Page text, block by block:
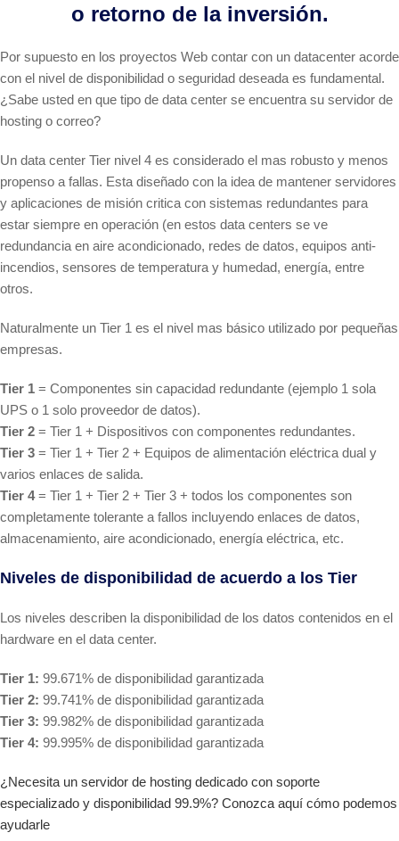
o retorno de la inversión.
Por supuesto en los proyectos Web contar con un datacenter acorde
con el nivel de disponibilidad o seguridad deseada es fundamental.
¿Sabe usted en que tipo de data center se encuentra su servidor de
hosting o correo?
Un data center Tier nivel 4 es considerado el mas robusto y menos
propenso a fallas. Esta diseñado con la idea de mantener servidores
y aplicaciones de misión critica con sistemas redundantes para
estar siempre en operación (en estos data centers se ve
redundancia en aire acondicionado, redes de datos, equipos anti-
incendios, sensores de temperatura y humedad, energía, entre
otros.
Naturalmente un Tier 1 es el nivel mas básico utilizado por pequeñas
empresas.
Tier 1 = Componentes sin capacidad redundante (ejemplo 1 sola
UPS o 1 solo proveedor de datos).
Tier 2 = Tier 1 + Dispositivos con componentes redundantes.
Tier 3 = Tier 1 + Tier 2 + Equipos de alimentación eléctrica dual y
varios enlaces de salida.
Tier 4= Tier 1 + Tier 2 + Tier 3 + todos los componentes son
completamente tolerante a fallos incluyendo enlaces de datos,
almacenamiento, aire acondicionado, energía eléctrica, etc.
Niveles de disponibilidad de acuerdo a los Tier
Los niveles describen la disponibilidad de los datos contenidos en el
hardware en el data center.
Tier 1: 99.671% de disponibilidad garantizada
Tier 2: 99.741% de disponibilidad garantizada
Tier 3: 99.982% de disponibilidad garantizada
Tier 4: 99.995% de disponibilidad garantizada
¿Necesita un servidor de hosting dedicado con soporte
especializado y disponibilidad 99.9%? Conozca aquí cómo podemos
ayudarle